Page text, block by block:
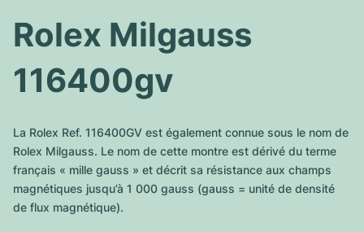
Modèles les plus vendus
Air-King
Omega
Tous les modèles Omega
Modèles les plus vendus
Patek Philippe
Tous les modèles Patek Philippe
Cartier
Breitling
Montres d'occasion
Vendre une montre
Tiffany
Louis Vuitton
Van Cleef & Arpels
Bvlgari
Nouveautés
Sale
Rolex Milgauss
116400gv
La Rolex Ref. 116400GV est également connue sous le nom de
Rolex Milgauss. Le nom de cette montre est dérivé du terme
français « mille gauss » et décrit sa résistance aux champs
magnétiques jusqu’à 1 000 gauss (gauss = unité de densité
de flux magnétique).